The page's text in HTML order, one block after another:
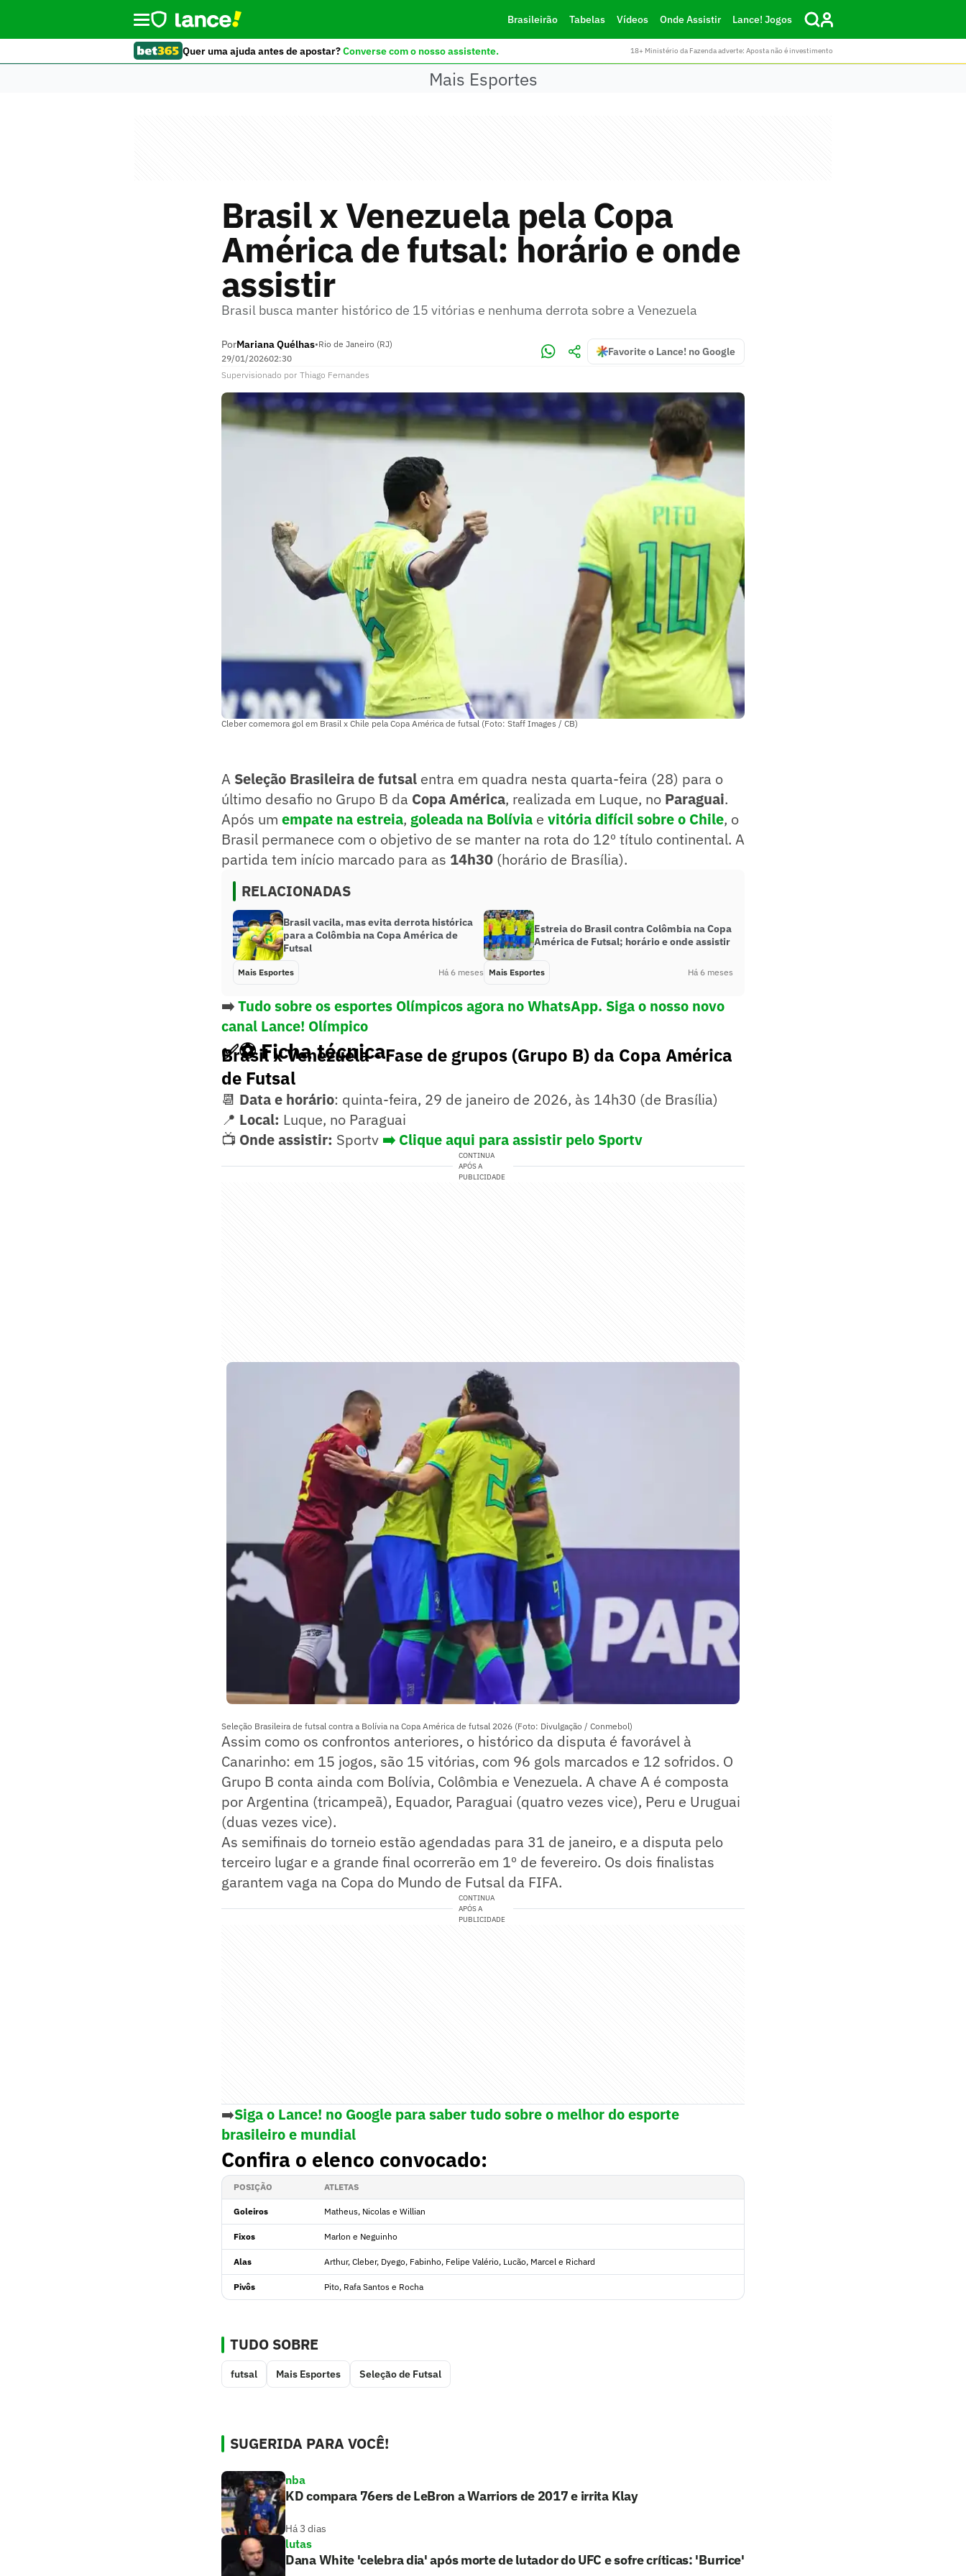
Brasileirão Tabelas Vídeos Onde Assistir Lance! Jogos
Quer uma ajuda antes de apostar?Converse com o nosso assistente. 18+ Ministério da Fazenda adverte: Aposta não é investimento
Mais Esportes
Brasil x Venezuela pela Copa
América de futsal: horário e onde
assistir
Brasil busca manter histórico de 15 vitórias e nenhuma derrota sobre a Venezuela
PorMariana Quélhas•Rio de Janeiro (RJ)
29/01/202602:30
Favorite o Lance! no Google
Supervisionado por Thiago Fernandes
Cleber comemora gol em Brasil x Chile pela Copa América de futsal (Foto: Staff Images / CB)
A Seleção Brasileira de futsal entra em quadra nesta quarta-feira (28) para o
último desafio no Grupo B da Copa América, realizada em Luque, no Paraguai.
Após um empate na estreia, goleada na Bolívia e vitória difícil sobre o Chile, o
Brasil permanece com o objetivo de se manter na rota do 12º título continental. A
partida tem início marcado para as 14h30 (horário de Brasília).
RELACIONADAS
Brasil vacila, mas evita derrota histórica
para a Colômbia na Copa América de
Futsal
Mais Esportes Há 6 meses
Estreia do Brasil contra Colômbia na Copa
América de Futsal; horário e onde assistir
Mais Esportes Há 6 meses
➡️Tudo sobre os esportes Olímpicos agora no WhatsApp. Siga o nosso novo
canal Lance! Olímpico
✅⚽ Ficha técnica
Brasil x Venezuela - Fase de grupos (Grupo B) da Copa América
de Futsal
📆 Data e horário: quinta-feira, 29 de janeiro de 2026, às 14h30 (de Brasília)
📍 Local: Luque, no Paraguai
📺 Onde assistir: Sportv ➡️ Clique aqui para assistir pelo Sportv
CONTINUA
APÓS A
PUBLICIDADE
Seleção Brasileira de futsal contra a Bolívia na Copa América de futsal 2026 (Foto: Divulgação / Conmebol)
Assim como os confrontos anteriores, o histórico da disputa é favorável à
Canarinho: em 15 jogos, são 15 vitórias, com 96 gols marcados e 12 sofridos. O
Grupo B conta ainda com Bolívia, Colômbia e Venezuela. A chave A é composta
por Argentina (tricampeã), Equador, Paraguai (quatro vezes vice), Peru e Uruguai
(duas vezes vice).
As semifinais do torneio estão agendadas para 31 de janeiro, e a disputa pelo
terceiro lugar e a grande final ocorrerão em 1º de fevereiro. Os dois finalistas
garantem vaga na Copa do Mundo de Futsal da FIFA.
CONTINUA
APÓS A
PUBLICIDADE
➡️Siga o Lance! no Google para saber tudo sobre o melhor do esporte
brasileiro e mundial
Confira o elenco convocado:
POSIÇÃO ATLETAS
Goleiros Matheus, Nicolas e Willian
Fixos Marlon e Neguinho
Alas Arthur, Cleber, Dyego, Fabinho, Felipe Valério, Lucão, Marcel e Richard
Pivôs Pito, Rafa Santos e Rocha
TUDO SOBRE
futsal Mais Esportes Seleção de Futsal
SUGERIDA PARA VOCÊ!
nba
KD compara 76ers de LeBron a Warriors de 2017 e irrita Klay
Há 3 dias
lutas
Dana White 'celebra dia' após morte de lutador do UFC e sofre críticas: 'Burrice'